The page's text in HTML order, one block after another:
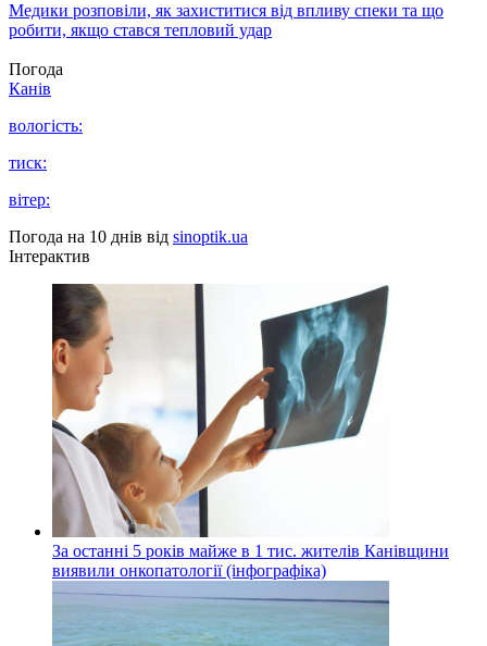
Медики розповіли, як захиститися від впливу спеки та що
робити, якщо стався тепловий удар
Погода
Канів
вологість:
тиск:
вітер:
Погода на 10 днів від sinoptik.ua
Інтерактив
За останні 5 років майже в 1 тис. жителів Канівщини
виявили онкопатології (інфографіка)